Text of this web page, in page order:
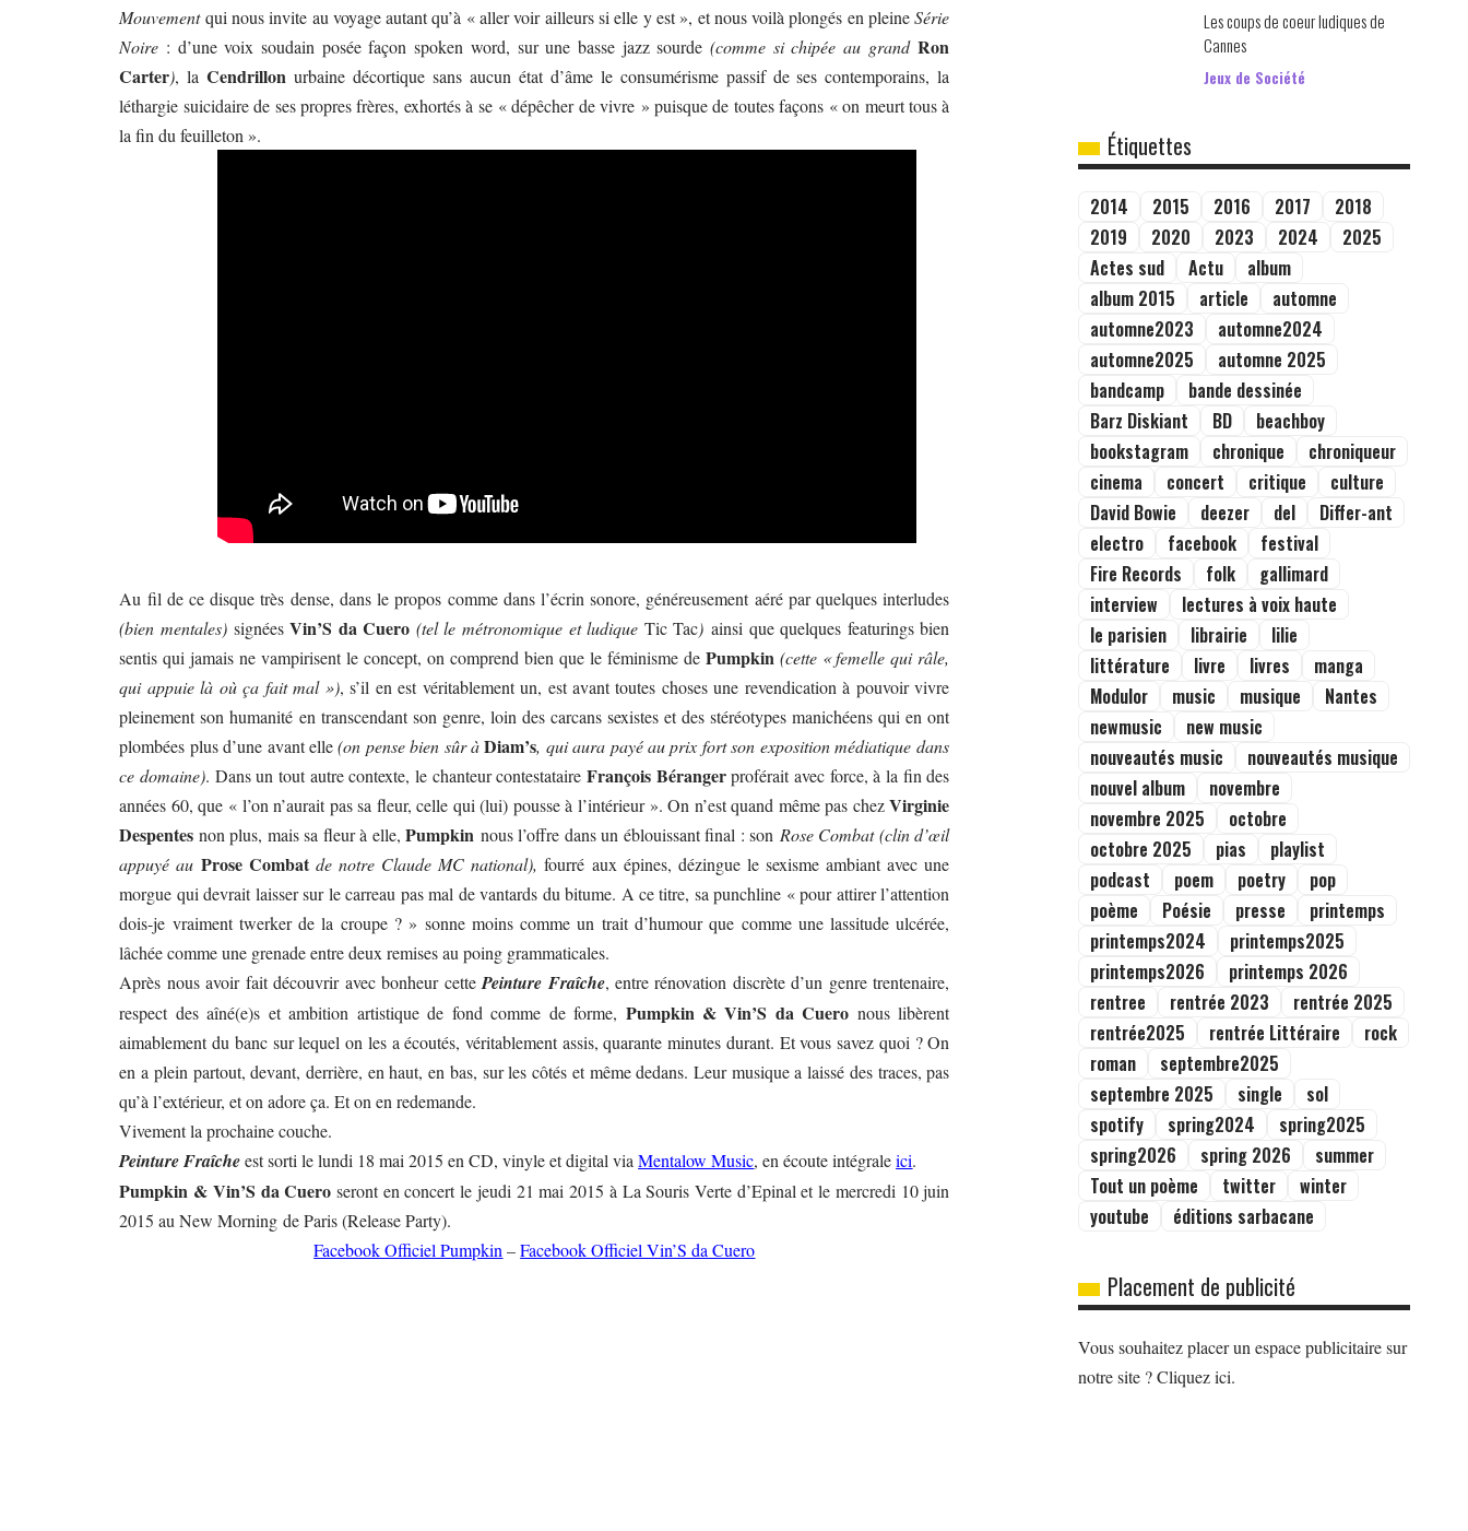
Mouvementqui nous invite au voyage autant qu’à « aller voir ailleurs si elle y est », et nous voilà plongés en pleineSérie
Noire : d’une voix soudain posée façon spoken word, sur une basse jazz sourde (comme si chipée au grandRon
Carter), laCendrillon urbaine décortique sans aucun état d’âme le consumérisme passif de ses contemporains, la
léthargie suicidaire de ses propres frères, exhortés à se « dépêcher de vivre » puisque de toutes façons « on meurt tous à
la fin du feuilleton ».
Au fil de ce disque très dense, dans le propos comme dans l’écrin sonore, généreusement aéré par quelques interludes
(bien mentales)signéesVin’S da Cuero (tel le métronomique et ludique Tic Tac) ainsi que quelques featurings bien
sentis qui jamais ne vampirisent le concept, on comprend bien que le féminisme de Pumpkin (cette « femelle qui râle,
qui appuie là où ça fait mal »), s’il en est véritablement un, est avant toutes choses une revendication à pouvoir vivre
pleinement son humanité en transcendant son genre, loin des carcans sexistes et des stéréotypes manichéens qui en ont
plombées plus d’une avant elle(on pense bien sûr àDiam’s, qui aura payé au prix fort son exposition médiatique dans
ce domaine). Dans un tout autre contexte, le chanteur contestataireFrançois Bérangerproférait avec force, à la fin des
années 60, que « l’on n’aurait pas sa fleur, celle qui (lui) pousse à l’intérieur ». On n’est quand même pas chezVirginie
Despentes non plus, mais sa fleur à elle,Pumpkin nous l’offre dans un éblouissant final : son Rose Combat (clin d’œil
appuyé au Prose Combatde notre Claude MC national), fourré aux épines, dézingue le sexisme ambiant avec une
morgue qui devrait laisser sur le carreau pas mal de vantards du bitume. A ce titre, sa punchline « pour attirer l’attention
dois-je vraiment twerker de la croupe ? » sonne moins comme un trait d’humour que comme une lassitude ulcérée,
lâchée comme une grenade entre deux remises au poing grammaticales.
Après nous avoir fait découvrir avec bonheur cettePeinture Fraîche, entre rénovation discrète d’un genre trentenaire,
respect des aîné(e)s et ambition artistique de fond comme de forme, Pumpkin & Vin’S da Cuero nous libèrent
aimablement du banc sur lequel on les a écoutés, véritablement assis, quarante minutes durant. Et vous savez quoi ? On
en a plein partout, devant, derrière, en haut, en bas, sur les côtés et même dedans. Leur musique a laissé des traces, pas
qu’à l’extérieur, et on adore ça. Et on en redemande.
Vivement la prochaine couche.
Peinture Fraîcheest sorti le lundi 18 mai 2015 en CD, vinyle et digital viaMentalow Music, en écoute intégraleici.
Pumpkin & Vin’S da Cuero seront en concert le jeudi 21 mai 2015 à La Souris Verte d’Epinal et le mercredi 10 juin
2015 au New Morning de Paris (Release Party).
Facebook Officiel Pumpkin –Facebook Officiel Vin’S da Cuero
Les coups de coeur ludiques de
Cannes
Jeux de Société
Étiquettes
2014 2015 2016 2017
2018
2019
2020 2023 2024
2025
Actes sud
Actu
album
album 2015
article
automne
automne2023
automne2024
automne2025
automne 2025
bandcamp
bande dessinée
Barz Diskiant
BD
beachboy
bookstagram
chronique
chroniqueur
cinema
concert critique
culture
David Bowie
deezer del
Differ-ant
electro
facebook
festival
Fire Records
folk
gallimard
interview
lectures à voix haute
le parisien
librairie
lilie
littérature
livre livres
manga
Modulor
music musique
Nantes
newmusic
new music
nouveautés music
nouveautés musique
nouvel album
novembre
novembre 2025
octobre
octobre 2025
pias
playlist
podcast
poem poetry
pop
poème
Poésie presse
printemps
printemps2024
printemps2025
printemps2026
printemps 2026
rentree
rentrée 2023
rentrée 2025
rentrée2025
rentrée Littéraire
rock
roman
septembre2025
septembre 2025
single
sol
spotify
spring2024
spring2025
spring2026
spring 2026
summer
Tout un poème
twitter
winter
youtube
éditions sarbacane
Placement de publicité
Vous souhaitez placer un espace publicitaire sur
notre site ? Cliquez ici.